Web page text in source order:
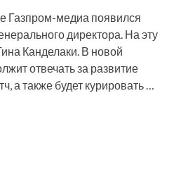
Газпром-медиа появился
директора. На эту
Канделаки. В новой
отвечать за развитие
а также будет курировать …